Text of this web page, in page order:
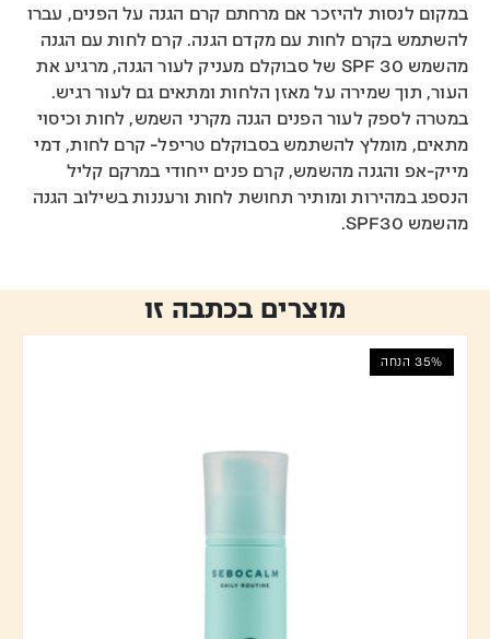
במקום לנסות להיזכר אם מרחתם קרם הגנה על הפנים, עברו
להשתמש בקרם לחות עם מקדם הגנה. קרם לחות עם הגנה
מהשמש 30 SPF של סבוקלם מעניק לעור הגנה, מרגיע את
העור, תוך שמירה על מאזן הלחות ומתאים גם לעור רגיש.
במטרה לספק לעור הפנים הגנה מקרני השמש, לחות וכיסוי
מתאים, מומלץ להשתמש בסבוקלם טריפל- קרם לחות, דמי
מייק-אפ והגנה מהשמש, קרם פנים ייחודי במרקם קליל
הנספג במהירות ומותיר תחושת לחות ורעננות בשילוב הגנה
מהשמש SPF30.
מוצרים בכתבה זו
35% הנחה